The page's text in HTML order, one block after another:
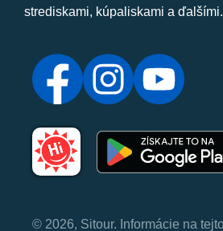
strediskami, kúpaliskami a ďalšími.
© 2026, Sitour. Informácie na